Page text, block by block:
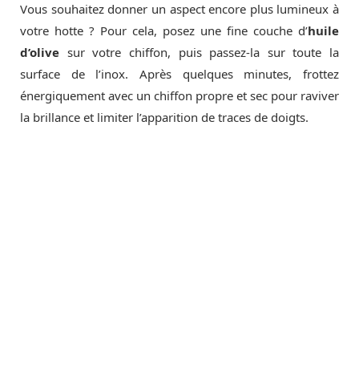
Vous souhaitez donner un aspect encore plus lumineux à
votre hotte ? Pour cela, posez une fine couche d’huile
d’olive sur votre chiffon, puis passez-la sur toute la
surface de l’inox. Après quelques minutes, frottez
énergiquement avec un chiffon propre et sec pour raviver
la brillance et limiter l’apparition de traces de doigts.